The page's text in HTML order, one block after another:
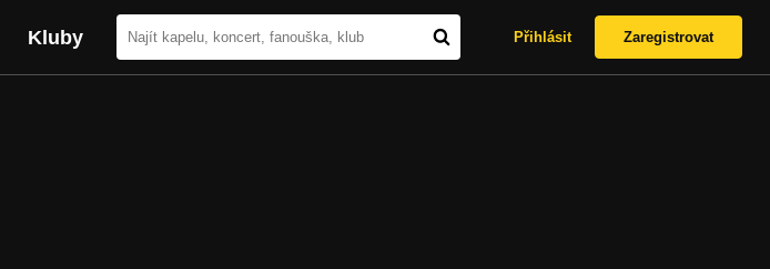
Kluby Přihlásit Zaregistrovat